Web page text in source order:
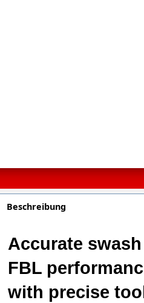
Beschreibung
Accurate
FBL
with precise